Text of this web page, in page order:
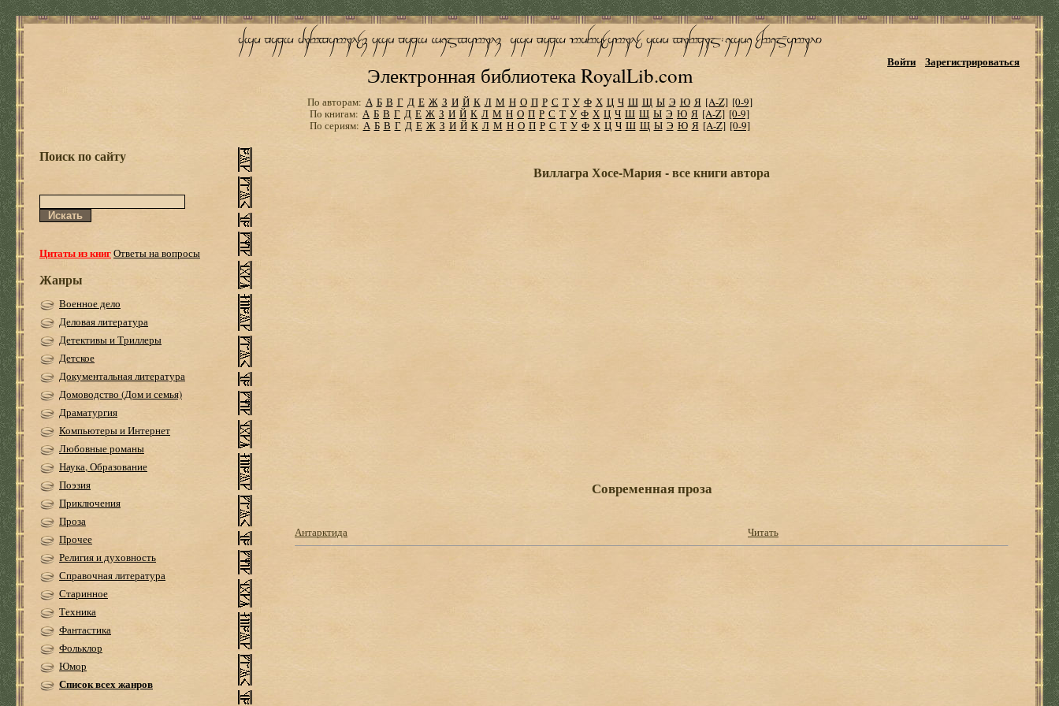
Электронная библиотека RoyalLib.com
Войти Зарегистрироваться
По авторам: А Б В Г Д Е Ж З И Й К Л М Н О П Р С Т У Ф Х Ц Ч Ш Щ Ы Э Ю Я [A-Z] [0-9]
По книгам: А Б В Г Д Е Ж З И Й К Л М Н О П Р С Т У Ф Х Ц Ч Ш Щ Ы Э Ю Я [A-Z] [0-9]
По сериям: А Б В Г Д Е Ж З И Й К Л М Н О П Р С Т У Ф Х Ц Ч Ш Щ Ы Э Ю Я [A-Z] [0-9]
Поиск по сайту
Цитаты из книгОтветы на вопросы
Жанры
Военное дело
Деловая литература
Детективы и Триллеры
Детское
Документальная литература
Домоводство (Дом и семья)
Драматургия
Компьютеры и Интернет
Любовные романы
Наука, Образование
Поэзия
Приключения
Проза
Прочее
Религия и духовность
Справочная литература
Старинное
Техника
Фантастика
Фольклор
Юмор
Список всех жанров
Виллагра Хосе-Мария - все книги автора
Современная проза
Антарктида Читать